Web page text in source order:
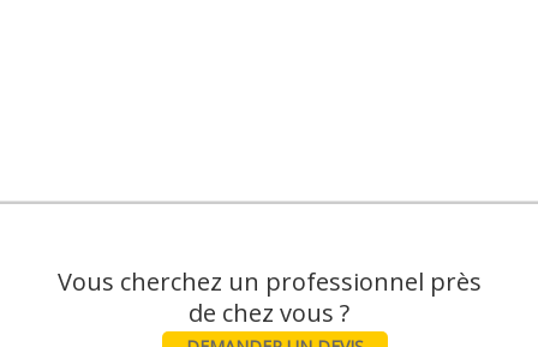
Vous cherchez un professionnel près